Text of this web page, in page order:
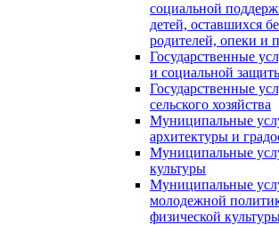
социальной
детей, оставшихся
родителей, опеки и
Государственные
и социальной
Государственные
сельского хозяйства
Муниципальные
архитектуры и
Муниципальные
культуры
Муниципальные
молодежной
физической